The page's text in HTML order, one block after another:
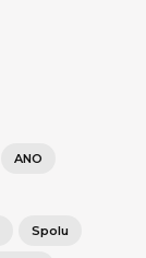
ANO
Spolu